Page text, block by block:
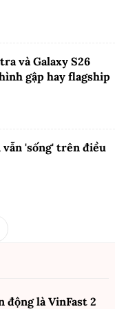
và Galaxy S26
gập hay flagship
vẫn 'sống' trên điều
động là VinFast 2